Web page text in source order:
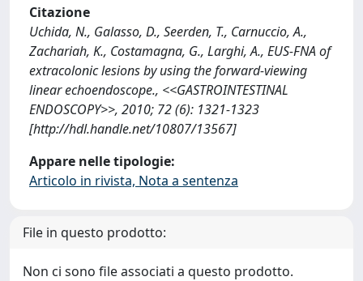
Citazione
Uchida, N., Galasso, D., Seerden, T., Carnuccio, A.,
Zachariah, K., Costamagna, G., Larghi, A., EUS-FNA of
extracolonic lesions by using the forward-viewing
linear echoendoscope., <<GASTROINTESTINAL
ENDOSCOPY>>, 2010; 72 (6): 1321-1323
[http://hdl.handle.net/10807/13567]
Appare nelle tipologie:
Articolo in rivista, Nota a sentenza
File in questo prodotto:
Non ci sono file associati a questo prodotto.